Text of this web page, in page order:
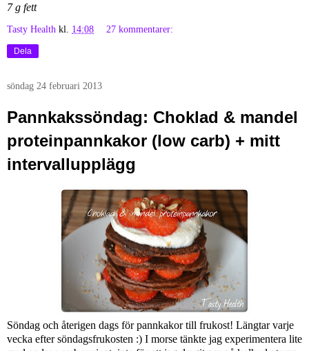
7 g fett
Tasty Health kl. 14:08 27 kommentarer:
Dela
söndag 24 februari 2013
Pannkakssöndag: Choklad & mandel
proteinpannkakor (low carb) + mitt
intervallupplägg
Söndag och återigen dags för pannkakor till frukost! Längtar varje
vecka efter söndagsfrukosten :) I morse tänkte jag experimentera lite